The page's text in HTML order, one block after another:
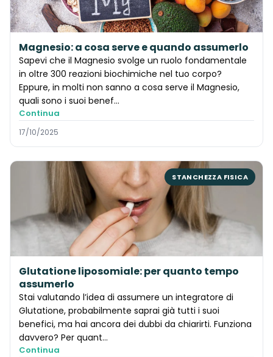
Magnesio: a cosa serve e quando assumerlo
Sapevi che il Magnesio svolge un ruolo fondamentale
in oltre 300 reazioni biochimiche nel tuo corpo?
Eppure, in molti non sanno a cosa serve il Magnesio,
quali sono i suoi benef…
Continua
17/10/2025
STANCHEZZA FISICA
Glutatione liposomiale: per quanto tempo
assumerlo
Stai valutando l’idea di assumere un integratore di
Glutatione, probabilmente saprai già tutti i suoi
benefici, ma hai ancora dei dubbi da chiarirti. Funziona
davvero? Per quant…
Continua